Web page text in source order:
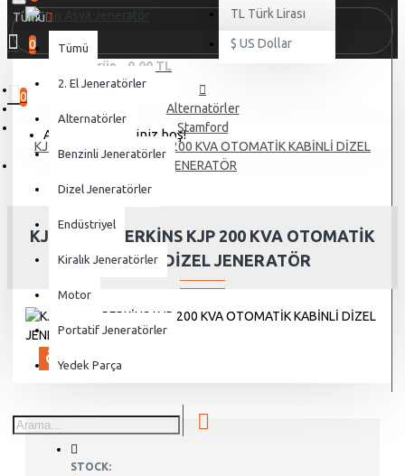
TL Türk Lirası
$ US Dollar
0
0 ürün - 0,00 TL
0
Alışveriş sepetiniz boş!
Tümü
Tümü
2. El Jeneratörler
Alternatörler
Benzinli Jeneratörler
Dizel Jeneratörler
Endüstriyel
Kiralık Jeneratörler
Motor
Portatif Jeneratörler
Yedek Parça
Alternatörler
Stamford
KJ POWER PERKİNS KJP 200 KVA OTOMATİK KABİNLİ DİZEL
JENERATÖR
KJ POWER PERKİNS KJP 200 KVA OTOMATİK
KABİNLİ DİZEL JENERATÖR
ÖN SIPARIŞ
STOCK: